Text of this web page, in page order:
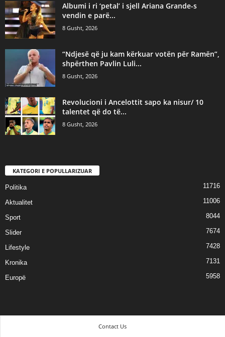
Albumi i ri ‘petal’ i sjell Ariana Grande-s
vendin e parë...
8 Gusht, 2026
“Ndjesë që ju kam kërkuar votën për Ramën”,
shpërthen Pavlin Luli...
8 Gusht, 2026
Revolucioni i Ancelottit sapo ka nisur/ 10
talentet që do të...
8 Gusht, 2026
KATEGORI E POPULLARIZUAR
Politika 11716
Aktualitet 11006
Sport 8044
Slider 7674
Lifestyle 7428
Kronika 7131
Europë 5958
Contact Us